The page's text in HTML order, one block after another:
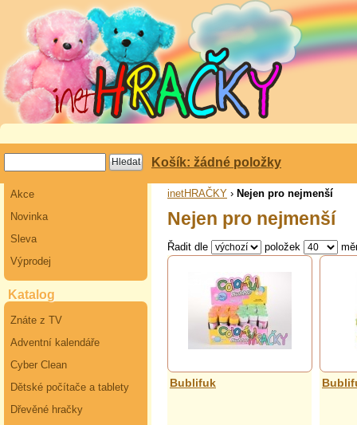
Košík: žádné položky
Akce
Novinka
Sleva
Výprodej
Katalog
Znáte z TV
Adventní kalendáře
Cyber Clean
Dětské počítače a tablety
Dřevěné hračky
inetHRAČKY › Nejen pro nejmenší
Nejen pro nejmenší
Řadit dle položek
Bublifuk